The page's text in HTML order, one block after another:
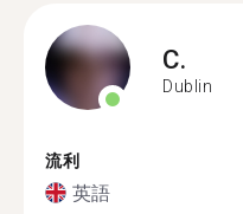
C.
Dublin
流利
英語